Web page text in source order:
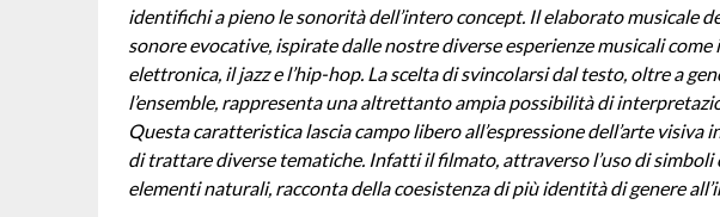
identifichi a pieno le sonorità dell’intero concept. Il elaborato musicale
sonore evocative, ispirate dalle nostre diverse esperienze musicali come
elettronica, il jazz e l’hip-hop. La scelta di svincolarsi dal testo, oltre a
l’ensemble, rappresenta una altrettanto ampia possibilità di
Questa caratteristica lascia campo libero all’espressione dell’arte visiva
di trattare diverse tematiche. Infatti il filmato, attraverso l’uso di simboli
elementi naturali, racconta della coesistenza di più identità di genere